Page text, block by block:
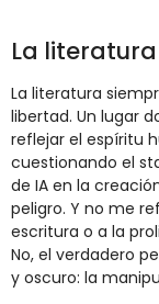
La
La literatura
libertad. Un lugar
reflejar el espíritu
cuestionando el
de IA en la
peligro. Y no me
escritura o a la
No, el verdadero
y oscuro: la